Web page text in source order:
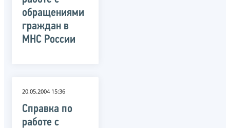
обращениями
граждан в
МНС России
20.05.2004 15:36
Справка по
работе с